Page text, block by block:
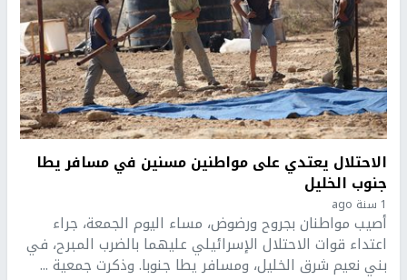
الاحتلال يعتدي على مواطنين مسنين في مسافر يطا
جنوب الخليل
1 سنة ago
أصيب مواطنان بجروح ورضوض، مساء اليوم الجمعة، جراء
اعتداء قوات الاحتلال الإسرائيلي عليهما بالضرب المبرح، في
بني نعيم شرق الخليل، ومسافر يطا جنوبا. وذكرت جمعية ...